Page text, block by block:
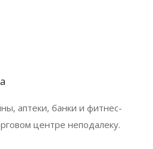
аптеки, банки и фитнес-
центре неподалеку.